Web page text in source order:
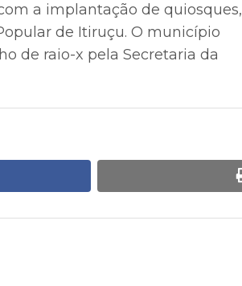
a implantação de quiosques,
de Itiruçu. O município
de raio-x pela Secretaria da